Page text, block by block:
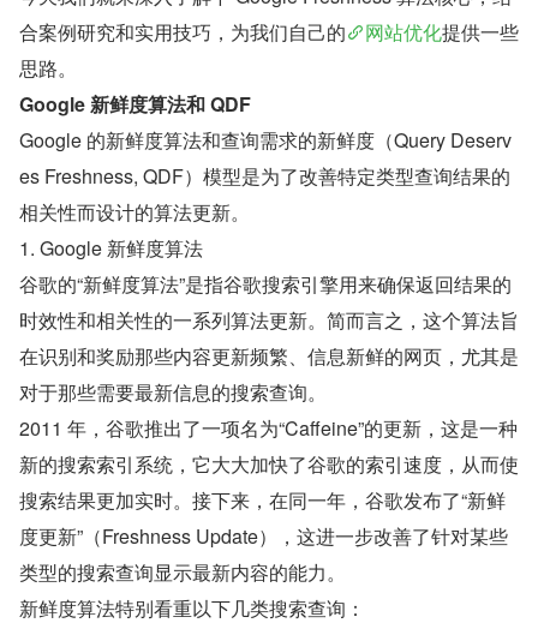
合案例研究和实用技巧，为我们自己的
网站优化提供一些
思路。
Google 新鲜度算法和 QDF
Google 的新鲜度算法和查询需求的新鲜度（Query Deserv
es Freshness, QDF）模型是为了改善特定类型查询结果的
相关性而设计的算法更新。
1. Google 新鲜度算法
谷歌的“新鲜度算法”是指谷歌搜索引擎用来确保返回结果的
时效性和相关性的一系列算法更新。简而言之，这个算法旨
在识别和奖励那些内容更新频繁、信息新鲜的网页，尤其是
对于那些需要最新信息的搜索查询。
2011 年，谷歌推出了一项名为“Caffeine”的更新，这是一种
新的搜索索引系统，它大大加快了谷歌的索引速度，从而使
搜索结果更加实时。接下来，在同一年，谷歌发布了“新鲜
度更新”（Freshness Update），这进一步改善了针对某些
类型的搜索查询显示最新内容的能力。
新鲜度算法特别看重以下几类搜索查询：